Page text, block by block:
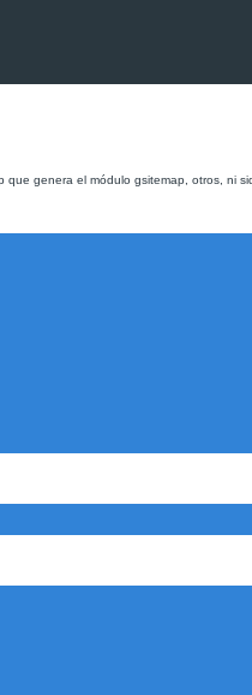
genera el módulo gsitemap, otros,